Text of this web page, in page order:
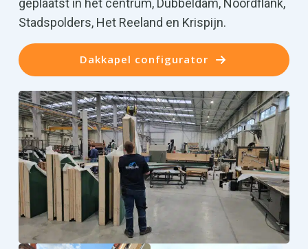
geplaatst in het centrum, Dubbeldam, Noordflank,
Stadspolders, Het Reeland en Krispijn.
Dakkapel configurator